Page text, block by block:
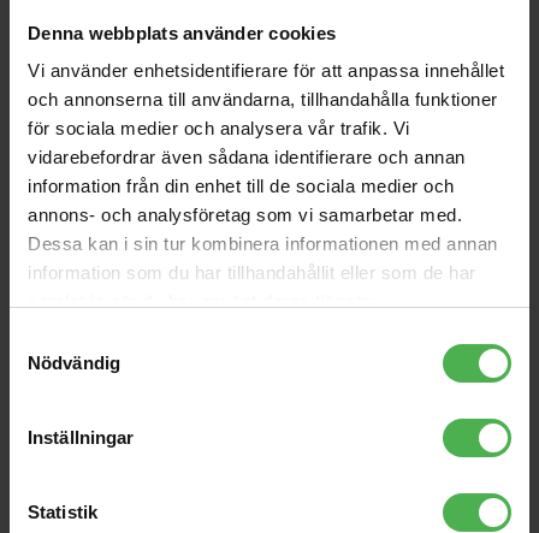
Denna webbplats använder cookies
Vi använder enhetsidentifierare för att anpassa innehållet
och annonserna till användarna, tillhandahålla funktioner
för sociala medier och analysera vår trafik. Vi
vidarebefordrar även sådana identifierare och annan
information från din enhet till de sociala medier och
annons- och analysföretag som vi samarbetar med.
Dessa kan i sin tur kombinera informationen med annan
information som du har tillhandahållit eller som de har
Nödvändig
Inställningar
Statistik
96 kr/st
shopping_cartKÖP favorite
Andra som handlade Ed Hardy Born Black MEFABO86 L köpte
även
S
Fierce Panther Hooded
599 kr
Lucky D.Grey MEFALU89
Born Olive MEFABO86 L
Lucky D.Grey MEFALU89 S